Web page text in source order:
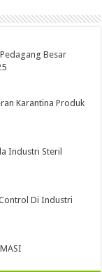
Besar
Karantina Produk
Industri Steril
Di Industri